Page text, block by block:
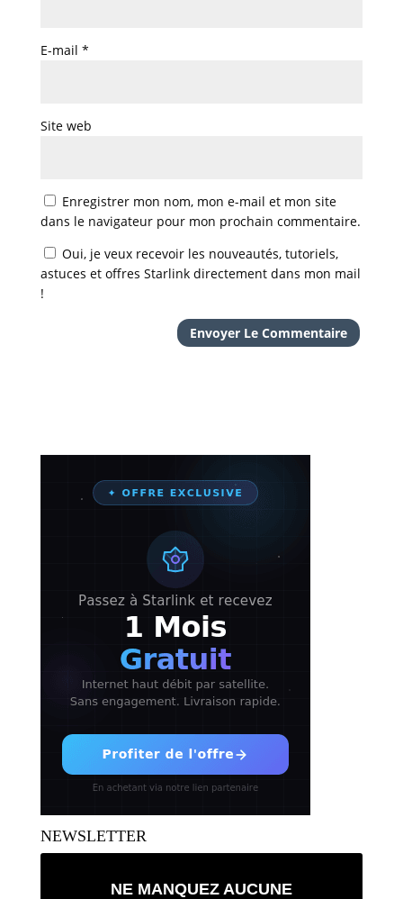
E-mail *
Site web
Enregistrer mon nom, mon e-mail et mon site
dans le navigateur pour mon prochain commentaire.
Oui, je veux recevoir les nouveautés, tutoriels,
astuces et offres Starlink directement dans mon mail
!
NEWSLETTER
NE MANQUEZ AUCUNE